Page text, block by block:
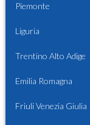
Piemonte
Liguria
Trentino Alto Adige
Emilia Romagna
Friuli Venezia Giulia